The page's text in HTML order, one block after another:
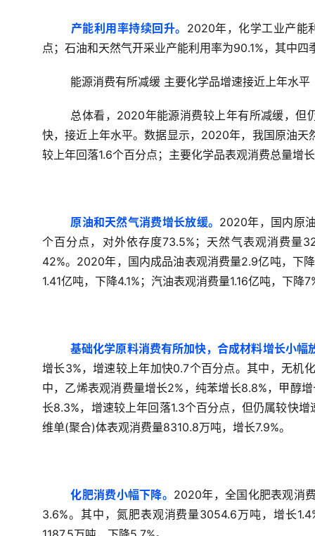
产能利用率持续回升。 2020年，化学工业产能
点；石油和天然气开采业产能利用率为90.1%，其中
能源消费有所减缓 主要化学品增速接近上年水平
总体看，2020年能源消费较上年有所减缓，但
快，接近上年水平。数据显示，2020年，我国原油
较上年回落1.6个百分点；主要化学品表观消费总量增
原油和天然气消费增长放缓。 2020年，国内原
个百分点，对外依存度73.5%；天然气表观消费量
42%。2020年，国内成品油表观消费量2.9亿吨，下
1.41亿吨，下降4.1%；汽油表观消费量1.16亿吨，下
基础化学原料消费有所加快，合成材料增长小幅
增长3%，增速较上年加快0.7个百分点。其中，无机
中，乙烯表观消费量增长2%，纯苯增长8.8%，甲醇
长8.3%，增速较上年回落1.3个百分点，但仍属较快
维单(聚合)体表观消费量8310.8万吨，增长7.9%。
化肥消费小幅下降。 2020年，全国化肥表观消
3.6%。其中，氮肥表观消费量3054.6万吨，增长